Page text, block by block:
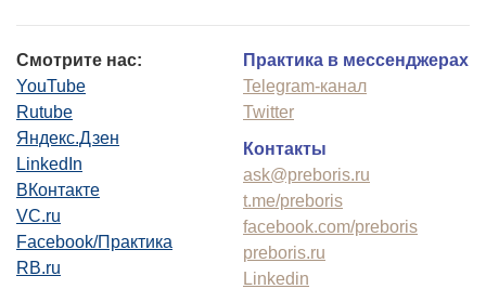
Смотрите нас:
YouTube
Rutube
Яндекс.Дзен
LinkedIn
ВКонтакте
VC.ru
Facebook/Практика
RB.ru
Практика в мессенджерах
Telegram-канал
Twitter
Контакты
ask@preboris.ru
t.me/preboris
facebook.com/preboris
preboris.ru
Linkedin